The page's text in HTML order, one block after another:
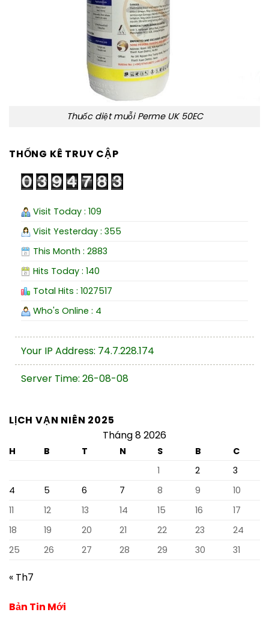
Thuốc diệt muỗi Perme UK 50EC
THỐNG KÊ TRUY CẬP
Visit Today : 109
Visit Yesterday : 355
This Month : 2883
Hits Today : 140
Total Hits : 1027517
Who's Online : 4
Your IP Address: 74.7.228.174
Server Time: 26-08-08
LỊCH VẠN NIÊN 2025
Tháng 8 2026
H B T N S B
C
1
2
3
4
5 6 7 8 9
10
11
12 13 14 15 16
17
18
19 20 21 22 23
24
25
26 27 28 29 30 31
« Th7
Bản Tin Mới